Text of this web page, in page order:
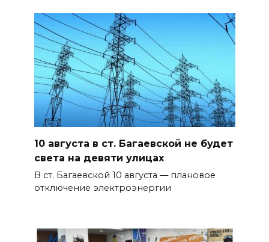
10 августа в ст. Багаевской не будет
света на девяти улицах
В ст. Багаевской 10 августа — плановое
отключение электроэнергии